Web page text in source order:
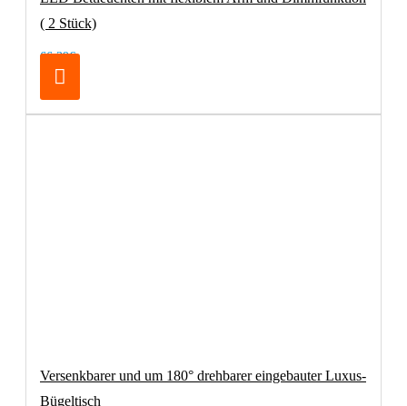
( 2 Stück)
66,39€
Versenkbarer und um 180° drehbarer eingebauter Luxus-
Bügeltisch